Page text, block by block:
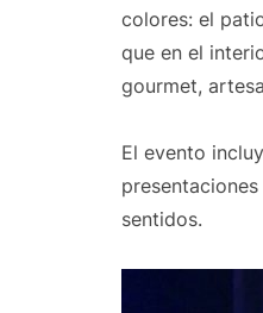
colores: el
que en el
gourmet,
El evento
sentidos.